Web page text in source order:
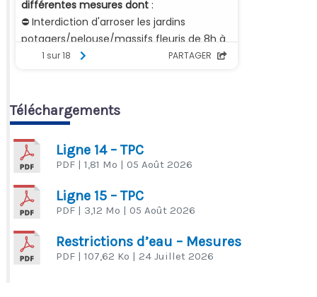
Téléchargements
Ligne 14 – TPC
PDF | 1,81 Mo | 05 Août 2026
Ligne 15 – TPC
PDF | 3,12 Mo | 05 Août 2026
Restrictions d’eau – Mesures
PDF | 107,62 Ko | 24 Juillet 2026